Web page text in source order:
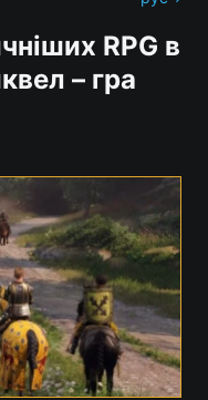
RPG в
– гра